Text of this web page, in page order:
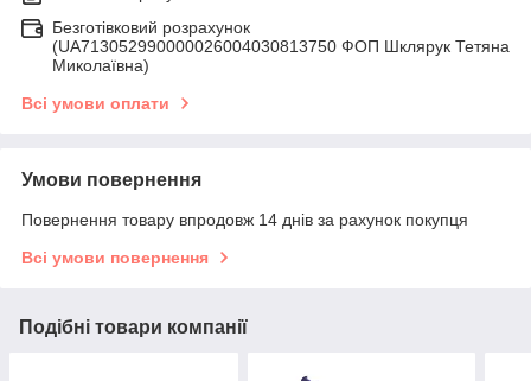
Безготівковий розрахунок
(UA713052990000026004030813750 ФОП Шклярук Тетяна
Миколаївна)
Всі умови оплати
Умови повернення
Повернення товару впродовж 14 днів за рахунок покупця
Всі умови повернення
Подібні товари компанії